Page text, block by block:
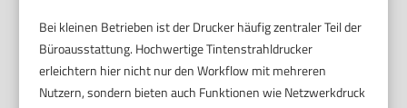
Bei kleinen Betrieben ist der Drucker häufig zentraler Teil der
Büroausstattung. Hochwertige Tintenstrahldrucker
erleichtern hier nicht nur den Workflow mit mehreren
Nutzern, sondern bieten auch Funktionen wie Netzwerkdruck